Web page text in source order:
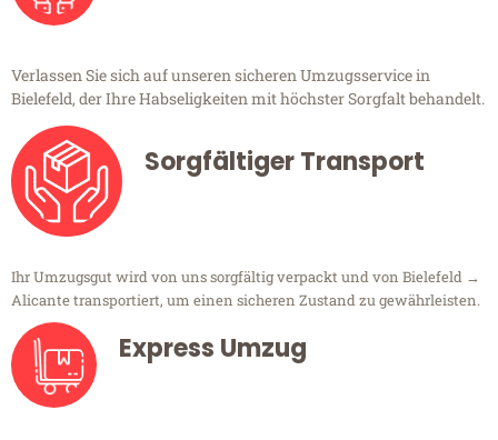
Verlassen Sie sich auf unseren sicheren Umzugsservice in
Bielefeld, der Ihre Habseligkeiten mit höchster Sorgfalt behandelt.
Sorgfältiger Transport
Ihr Umzugsgut wird von uns sorgfältig verpackt und von Bielefeld →
Alicante transportiert, um einen sicheren Zustand zu gewährleisten.
Express Umzug